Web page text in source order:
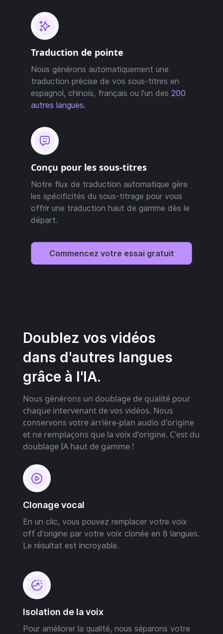
Traduction de pointe
Nous générons automatiquement une
traduction précise de vos sous-titres en
espagnol, chinois, français ou l'un des 200
autres langues.
Conçu pour les sous-titres
Notre flux de traduction automatique gère
les spécificités du sous-titrage pour vous
offrir une traduction haut de gamme dès le
départ.
Commencez votre essai gratuit
Doublez vos vidéos
dans d'autres langues
grâce à l'IA.
Nous générons un doublage de qualité pour
chaque intervenant de vos vidéos. Nous
conservons votre arrière-plan audio d'origine
et ne remplaçons que la voix d'origine. C'est du
doublage IA haut de gamme !
Clonage vocal
En un clic, vous pouvez remplacer votre voix
off d'origine par votre voix clonée en 8 langues.
Le résultat est incroyable.
Isolation de la voix
Pour améliorer la qualité, nous séparons votre